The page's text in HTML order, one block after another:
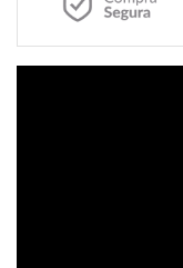
polido